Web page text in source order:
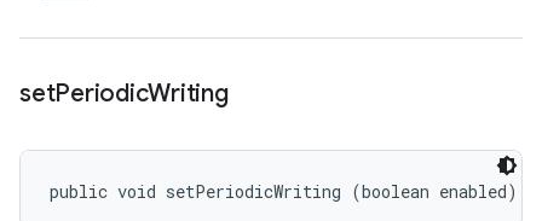
setPeriodicWriting
public void setPeriodicWriting (boolean enabled)